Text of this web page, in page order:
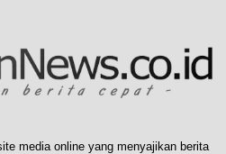
media online yang menyajikan berita